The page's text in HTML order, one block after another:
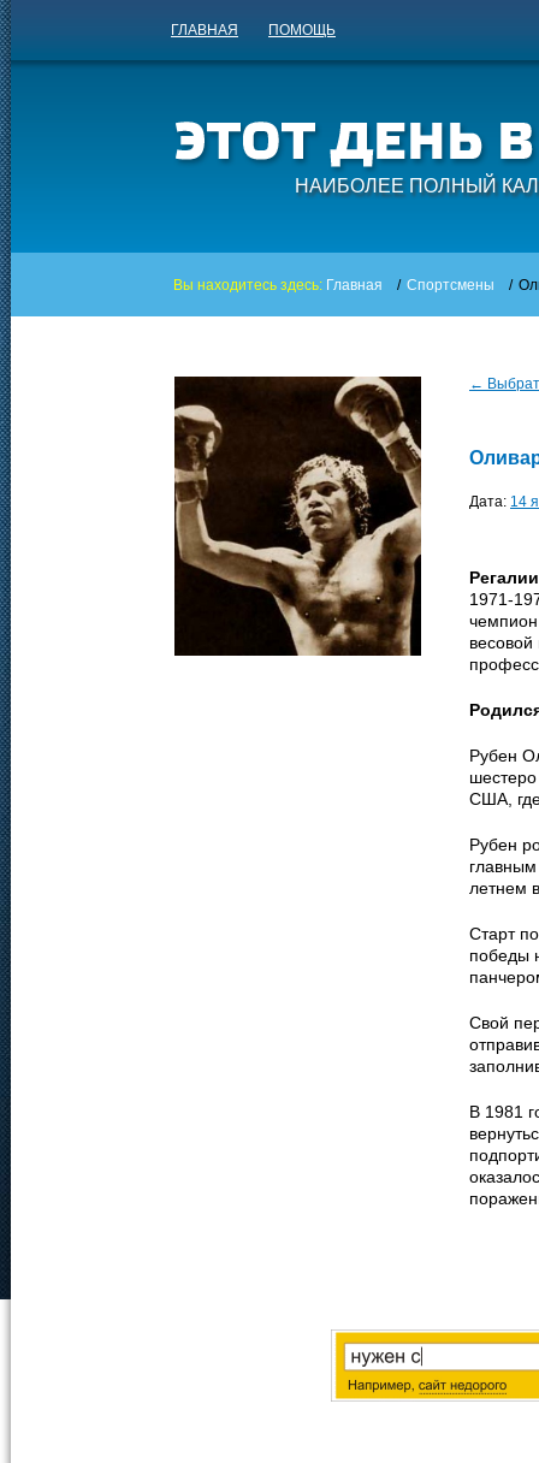
ГЛАВНАЯ ПОМОЩЬ
НАИБОЛЕЕ ПОЛНЫЙ
Вы находитесь здесь: Главная / Спортсмены /
←
Дата: 14
1971-
Рубен
США,
Рубен
летнем
Старт
победы
Свой
В 1981